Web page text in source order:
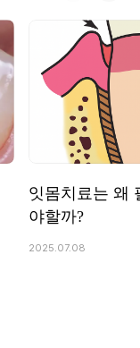
잇몸치료는 왜
야할까?
2025.07.08